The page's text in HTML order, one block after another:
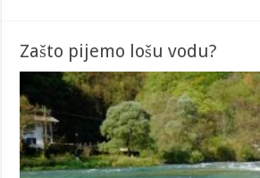
Zašto pijemo lošu vodu?